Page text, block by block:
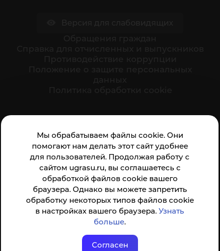
Мы обрабатываем файлы cookie. Они
помогают нам делать этот сайт удобнее
для пользователей. Продолжая работу с
сайтом ugrasu.ru, вы соглашаетесь с
обработкой файлов cookie вашего
браузера. Однако вы можете запретить
обработку некоторых типов файлов cookie
в настройках вашего браузера.Узнать
больше.
Согласен
организации:
Анкета доступна по QR-коду, а так же по прямой
ссылке